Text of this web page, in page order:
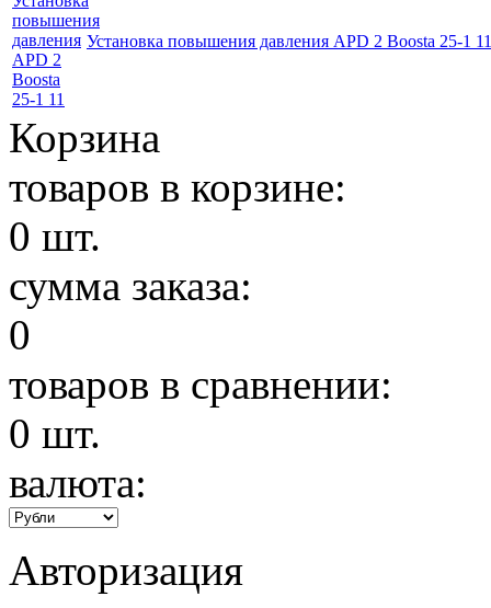
Установка повышения давления APD 2 Boosta 25-1 11
Корзина
товаров в корзине:
0 шт.
сумма заказа:
0
товаров в сравнении:
0 шт.
валюта:
Авторизация